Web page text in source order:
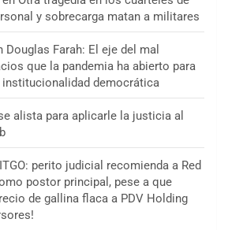
y sobrecarga matan a militares
Douglas Farah: El eje del mal
que la pandemia ha abierto para
democrática
alista para aplicarle la justicia al
perito judicial recomienda a Red
postor principal, pese a que
de gallina flaca a PDV Holding